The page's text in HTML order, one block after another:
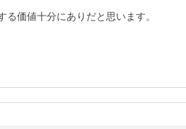
価値十分にありだと思います。